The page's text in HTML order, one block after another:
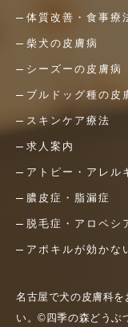
体質改善・食事療
柴犬の皮膚病
シーズーの皮膚病
ブルドッグ種の皮
スキンケア療法
求人案内
アトピー・アレル
膿皮症・脂漏症
脱毛症・アロペシ
アポキルが効かな
名古屋で犬の皮膚科
い。©四季の森どうぶ